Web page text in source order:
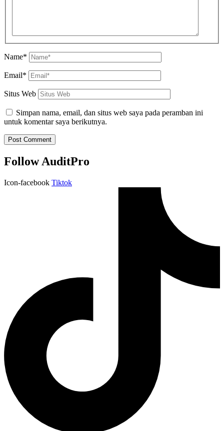
Name*
Email*
Situs Web
Simpan nama, email, dan situs web saya pada peramban ini
untuk komentar saya berikutnya.
Follow AuditPro
Icon-facebook Tiktok